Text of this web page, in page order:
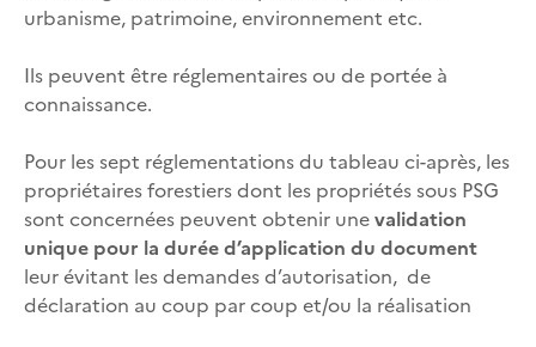
urbanisme, patrimoine, environnement etc.
Ils peuvent être réglementaires ou de portée à
connaissance.
Pour les sept réglementations du tableau ci-après, les
propriétaires forestiers dont les propriétés sous PSG
sont concernées peuvent obtenir unevalidation
unique pour la durée d’application du document
leur évitant les demandes d’autorisation, de
déclaration au coup par coup et/ou la réalisation